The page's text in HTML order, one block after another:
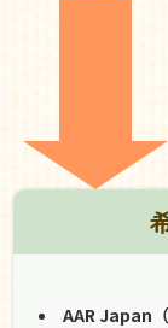
AAR Japan